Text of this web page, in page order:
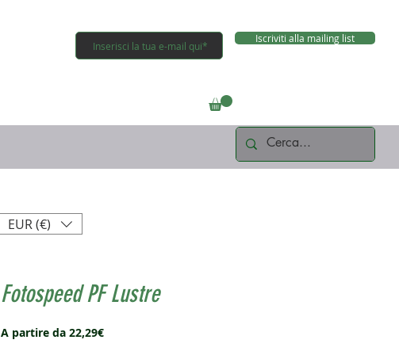
Iscriviti alla mailing list
Fotospeed PF Lustre
A partire da 22,29€Prezzo
EUR (€)